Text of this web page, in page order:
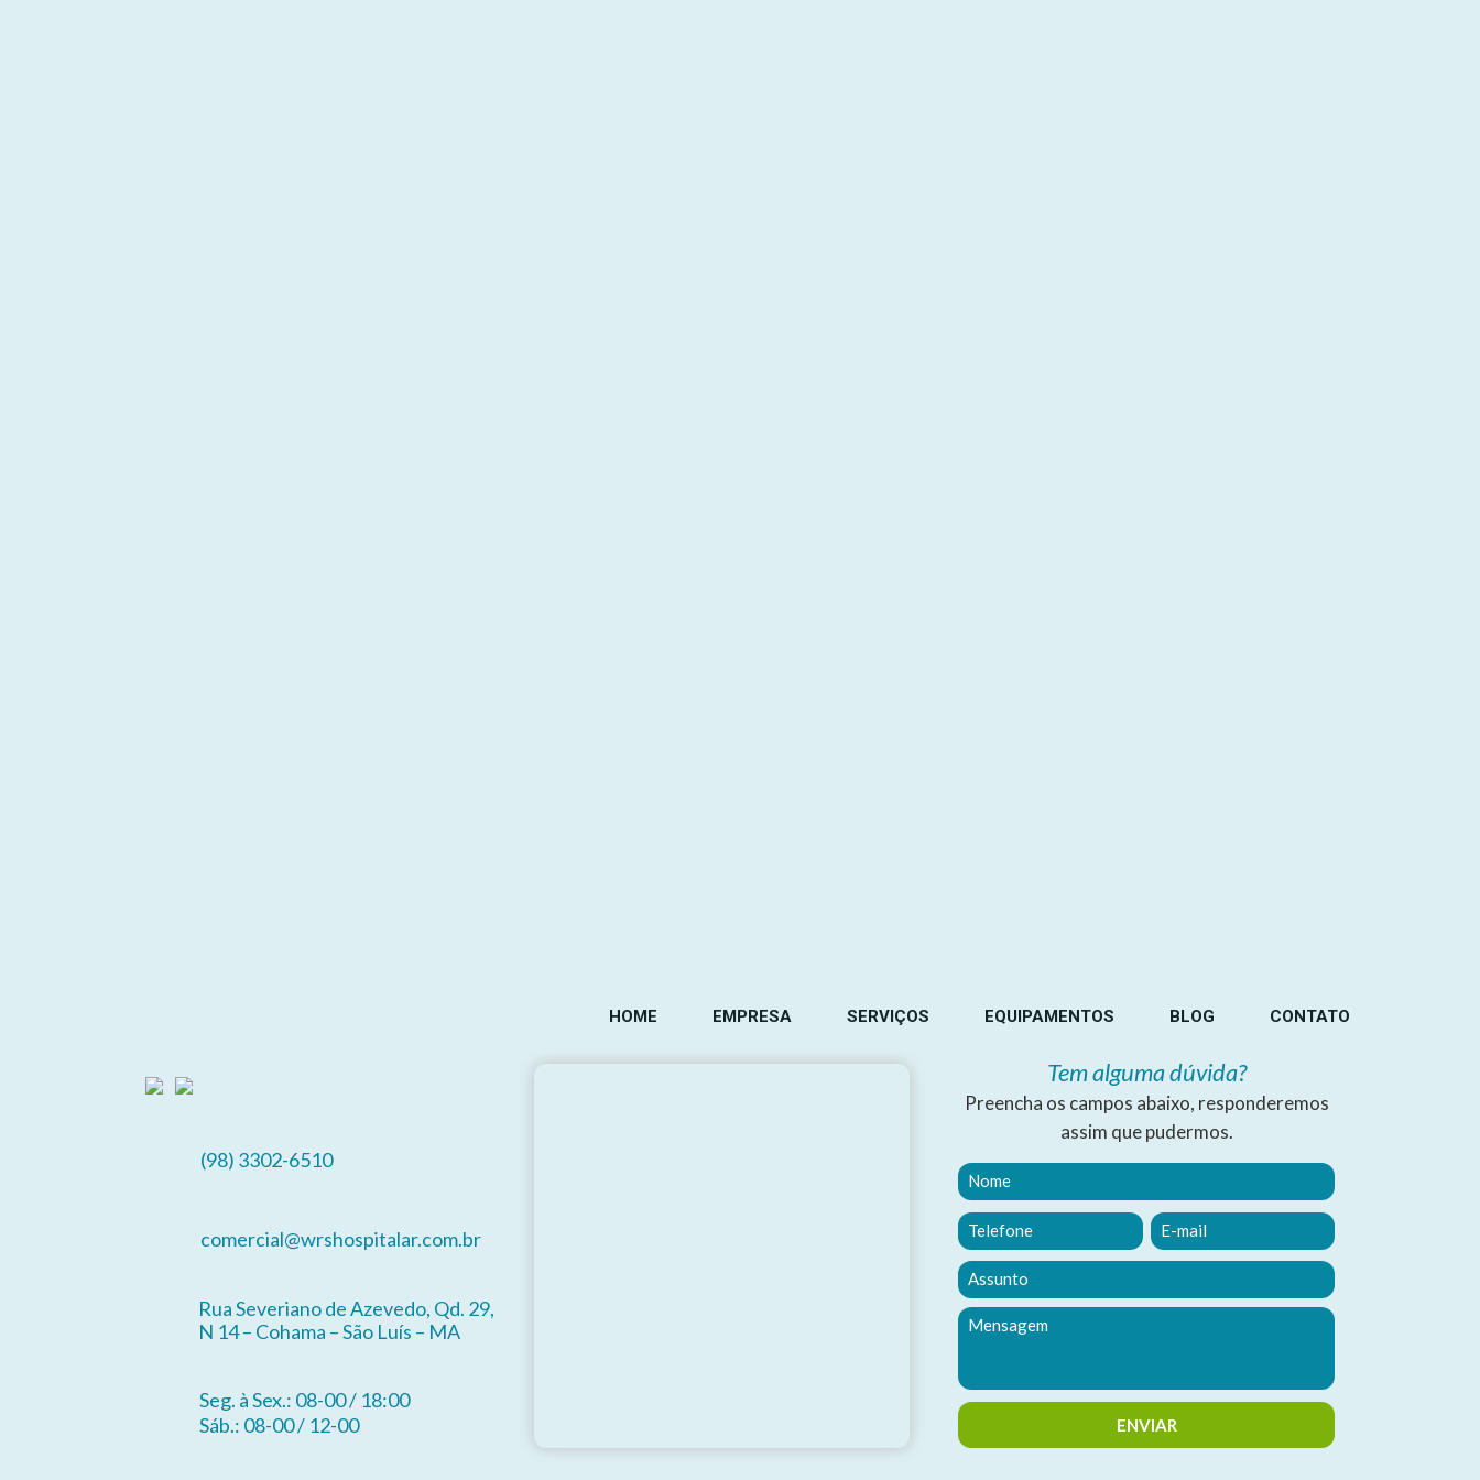
HOME EMPRESA SERVIÇOS EQUIPAMENTOS BLOG CONTATO
(98) 3302-6510
comercial@wrshospitalar.com.br
Rua Severiano de Azevedo, Qd. 29,
N 14 – Cohama – São Luís – MA
Seg. à Sex.: 08-00 / 18:00
Sáb.: 08-00 / 12-00
Tem alguma dúvida?
Preencha os campos abaixo, responderemos
assim que pudermos.